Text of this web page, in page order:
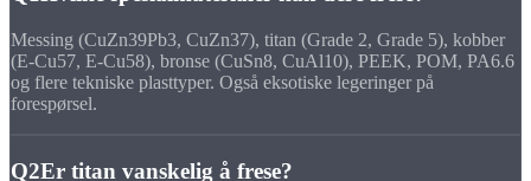
Messing (CuZn39Pb3, CuZn37), titan (Grade 2, Grade 5), kobber
(E-Cu57, E-Cu58), bronse (CuSn8, CuAl10), PEEK, POM, PA6.6
og flere tekniske plasttyper. Også eksotiske legeringer på
forespørsel.
Q2Er titan vanskelig å frese?